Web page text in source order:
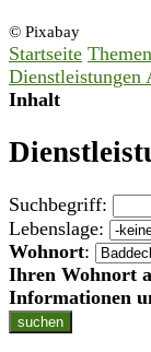
© Pixabay
Startseite
Dienstleistungen
Inhalt
Suchbegriff:
Lebenslage:
Wohnort:
Ihren Wohnort
Informationen
suchen